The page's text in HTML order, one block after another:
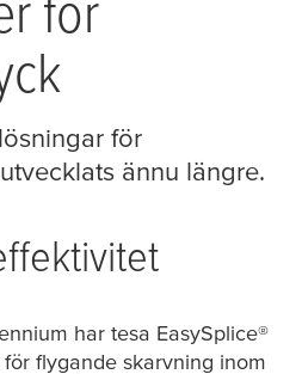
för
ännu längre.
har tesa EasySplice®
flygande skarvning inom